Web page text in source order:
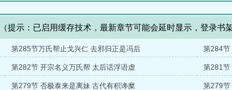
（提示：已启用缓存技术，最新章节可能会延时显示，登录书
第285节万氏帮止戈兴仁 去邪归正是冯后 第284节
第282节 开宗名义万氏帮 太后话浮语虚 第281节
第279节 否极泰来是离妹 古代有积谗糜 第279节